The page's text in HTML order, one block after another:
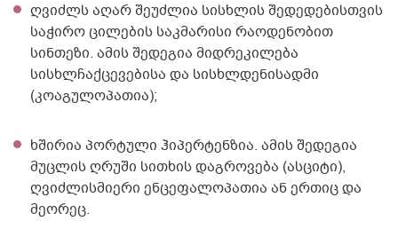
ღვიძლს აღარ შეუძლია სისხლის შედედებისთვის
საჭირო ცილების საკმარისი რაოდენობით
სინთეზი. ამის შედეგია მიდრეკილება
სისხლჩაქცევებისა და სისხლდენისადმი
(კოაგულოპათია);
ხშირია პორტული ჰიპერტენზია. ამის შედეგია
მუცლის ღრუში სითხის დაგროვება (ასციტი),
ღვიძლისმიერი ენცეფალოპათია ან ერთიც და
მეორეც.